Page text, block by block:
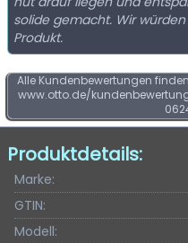
solide gemacht. Wir
Produkt.
Alle Kundenbewertungen
www.otto.de/
Produktdetails:
Marke:
GTIN:
Modell: